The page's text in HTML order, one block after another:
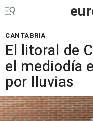
CANTABRIA
El litoral de
el mediodía
por lluvias